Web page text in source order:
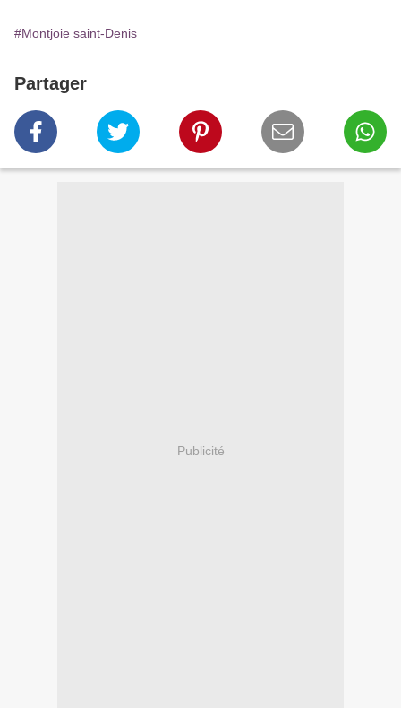
#Montjoie saint-Denis
Partager
Publicité